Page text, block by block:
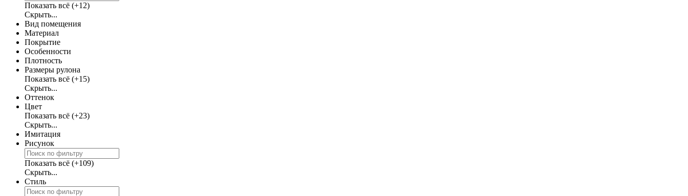
Показать всё (+12)
Скрыть...
Вид помещения
Материал
Покрытие
Особенности
Плотность
Размеры рулона
Показать всё (+15)
Скрыть...
Оттенок
Цвет
Показать всё (+23)
Скрыть...
Имитация
Рисунок
Показать всё (+109)
Скрыть...
Стиль